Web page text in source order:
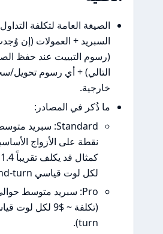
العامة لتكلفة التداول: تكلفة التداول =
+ العمولات (إن وُجدت) + سواپ
التبييت عند حفظ الصفقات لليوم
+ أي رسوم تحويل/سحب بنكية
في المصادر:
Standard: سبريد متوسط مُعلن ~1.4
نقطة على الأزواج الأساسية (EURUSD
كمثال قد يكلف تقريباً 1.4 × $10 = $14
لكل لوت قياسي round-turn).
Pro: سبريد متوسط حوالي 0.9 نقطة
(تكلفة ~ $9 لكل لوت قياسي round-